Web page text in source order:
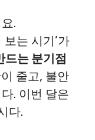
.
는 시기’가
드는 분기점
줄고, 불안
. 이번 달은
다.